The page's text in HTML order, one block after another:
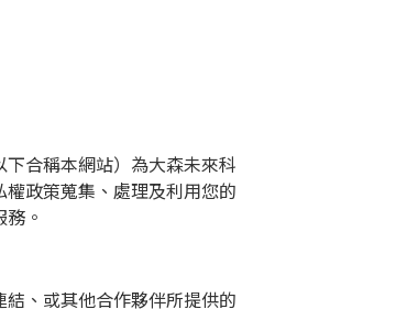
合稱本網站）為大森未來科
政策蒐集、處理及利用您的
。
、或其他合作夥伴所提供的